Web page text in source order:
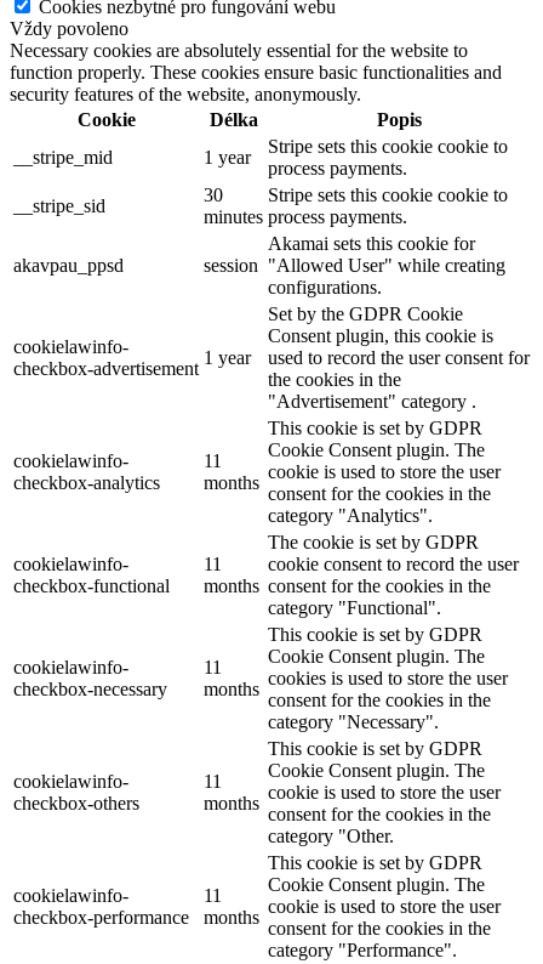
Cookies nezbytné pro fungování webu
Vždy povoleno
Necessary cookies are absolutely essential for the website to
function properly. These cookies ensure basic functionalities and
security features of the website, anonymously.
Cookie
Délka
Popis
__stripe_mid
1 year
Stripe sets this cookie cookie to
process payments.
__stripe_sid
30
minutes
Stripe sets this cookie cookie to
process payments.
akavpau_ppsd session
Akamai sets this cookie for
"Allowed User" while creating
configurations.
cookielawinfo-
checkbox-advertisement
1 year
Set by the GDPR Cookie
Consent plugin, this cookie is
used to record the user consent for
the cookies in the
"Advertisement" category .
cookielawinfo-
checkbox-analytics
11
months
This cookie is set by GDPR
Cookie Consent plugin. The
cookie is used to store the user
consent for the cookies in the
category "Analytics".
cookielawinfo-
checkbox-functional
11
months
The cookie is set by GDPR
cookie consent to record the user
consent for the cookies in the
category "Functional".
cookielawinfo-
checkbox-necessary
11
months
This cookie is set by GDPR
Cookie Consent plugin. The
cookies is used to store the user
consent for the cookies in the
category "Necessary".
cookielawinfo-
checkbox-others
11
months
This cookie is set by GDPR
Cookie Consent plugin. The
cookie is used to store the user
consent for the cookies in the
category "Other.
cookielawinfo-
checkbox-performance
11
months
This cookie is set by GDPR
Cookie Consent plugin. The
cookie is used to store the user
consent for the cookies in the
category "Performance".